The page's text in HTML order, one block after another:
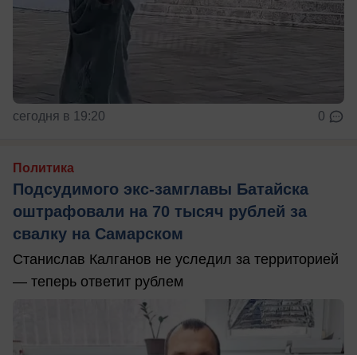
сегодня в 19:20 0
Политика
Подсудимого экс-замглавы Батайска
оштрафовали на 70 тысяч рублей за
свалку на Самарском
Станислав Калганов не уследил за территорией
— теперь ответит рублем